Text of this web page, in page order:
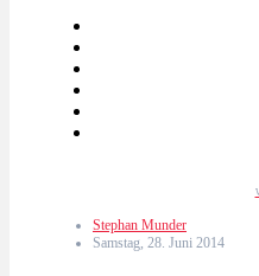
Stephan Munder
Samstag, 28. Juni 2014